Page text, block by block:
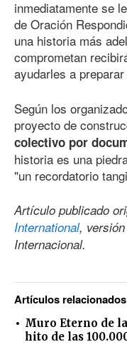
inmediatamente se
de Oración
una historia más
comprometan
ayudarles a
Según los
proyecto de
colectivo por
historia es una
"un recordatorio
Artículo publicado
International,
Internacional.
Artículos relacionados
Muro Eterno de
hito de las